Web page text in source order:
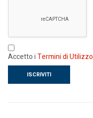
Accetto iTermini di Utilizzo